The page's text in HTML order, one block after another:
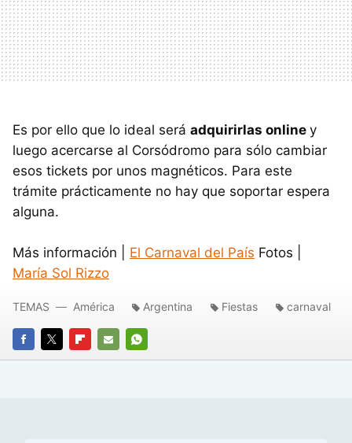
Es por ello que lo ideal será adquirirlas online y
luego acercarse al Corsódromo para sólo cambiar
esos tickets por unos magnéticos. Para este
trámite prácticamente no hay que soportar espera
alguna.
Más información | El Carnaval del País Fotos |
María Sol Rizzo
FACEBOOK
TWITTERFLIPBOARD
E-
WHATSAPP
TEMAS América Argentina Fiestas carnaval